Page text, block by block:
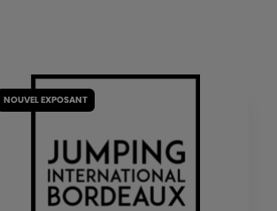
NOUVEL EXPOSANT